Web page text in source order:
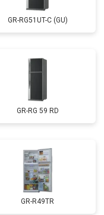
GR-RG51UT-C (GU)
GR-RG 59 RD
GR-R49TR